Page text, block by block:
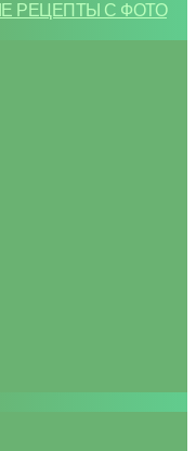
РЕЦЕПТЫ С ФОТО